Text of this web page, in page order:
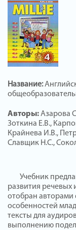
Название:
Авторы:Азарова
Зоткина Е.В.,
Крайнева И.В.,
Славщик Н.С.,
Учебник
развития
отобран авторами
особенностей
тексты для
выполнению